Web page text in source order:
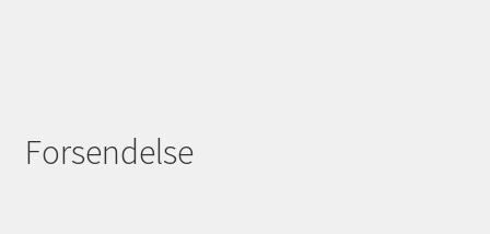
Forsendelse